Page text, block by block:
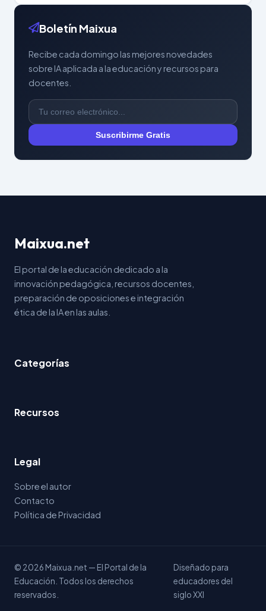
Boletín Maixua
Recibe cada domingo las mejores novedades
sobre IA aplicada a la educación y recursos para
docentes.
Suscribirme Gratis
Maixua.net
El portal de la educación dedicado a la
innovación pedagógica, recursos docentes,
preparación de oposiciones e integración
ética de la IA en las aulas.
Categorías
Recursos
Legal
Sobre el autor
Contacto
Política de Privacidad
© 2026 Maixua.net — El Portal de la
Educación. Todos los derechos
reservados.
Diseñado para
educadores del
siglo XXI